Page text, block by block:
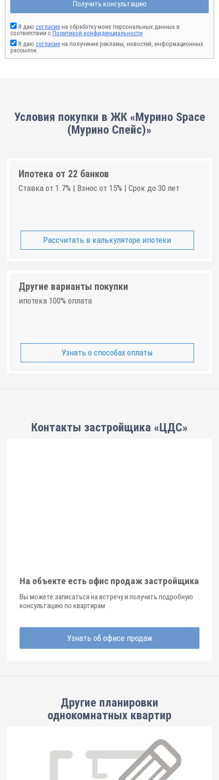
Получить консультацию
Я даю согласие на обработку моих персональных данных в
соответствии с Политикой конфиденциальности
Я даю согласие на получение рекламы, новостей, информационных
рассылок
Условия покупки в ЖК «Мурино Space
(Мурино Спейс)»
Ипотека от 22 банков
Ставка от 1.7% | Взнос от 15% | Срок до 30 лет
Рассчитать в калькуляторе ипотеки
Другие варианты покупки
ипотека 100% оплата
Узнать о способах оплаты
Контакты застройщика «ЦДС»
На объекте есть офис продаж застройщика
Вы можете записаться на встречу и получить подробную
консультацию по квартирам
Узнать об офисе продаж
Другие планировки
однокомнатных квартир